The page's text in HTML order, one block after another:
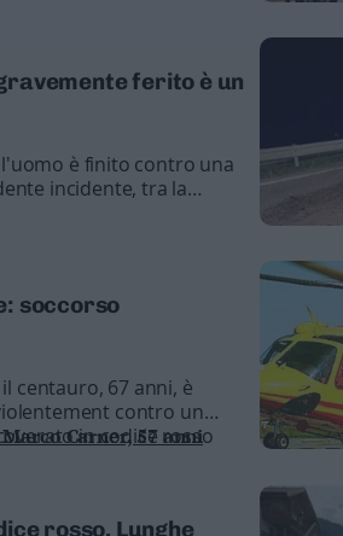
ferito è un
è finito contro una
incidente, tra la
in codice rosso
motociclista
soccorso
centauro, 67 anni, è
contro un
in codice rosso
Carner, 57 anni
rosso. Lunghe